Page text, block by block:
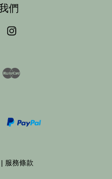
們
Visa Master
服務條款